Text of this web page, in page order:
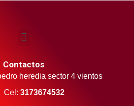
Contactos
heredia sector 4 vientos
Cel: 3173674532